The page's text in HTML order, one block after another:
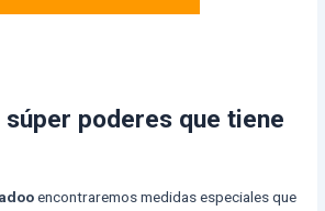
súper poderes que tiene
encontraremos medidas especiales que